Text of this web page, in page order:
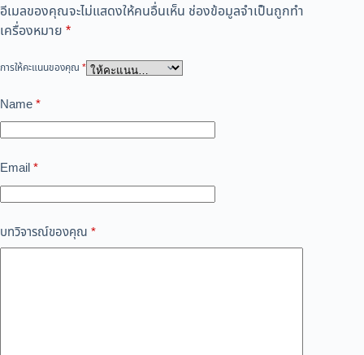
อีเมลของคุณจะไม่แสดงให้คนอื่นเห็น ช่องข้อมูลจำเป็นถูกทำ
เครื่องหมาย *
การให้คะแนนของคุณ *
Name*
Email*
บทวิจารณ์ของคุณ *